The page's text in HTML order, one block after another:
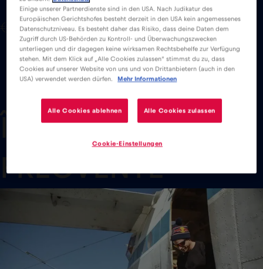
€15 ,-
ÎNTREBĂRI
FRECVENTE
Einige unserer Partnerdienste sind in den USA. Nach Judikatur des
Europäischen Gerichtshofes besteht derzeit in den USA kein angemessenes
Datenschutzniveau. Es besteht daher das Risiko, dass deine Daten dem
Zugriff durch US-Behörden zu Kontroll- und Überwachungszwecken
unterliegen und dir dagegen keine wirksamen Rechtsbehelfe zur Verfügung
stehen. Mit dem Klick auf „Alle Cookies zulassen“ stimmst du zu, dass
Cookies auf unserer Website von uns und von Drittanbietern (auch in den
USA) verwendet werden dürfen.
Mehr Informationen
Alle Cookies ablehnen Alle Cookies zulassen
Cookie-Einstellungen